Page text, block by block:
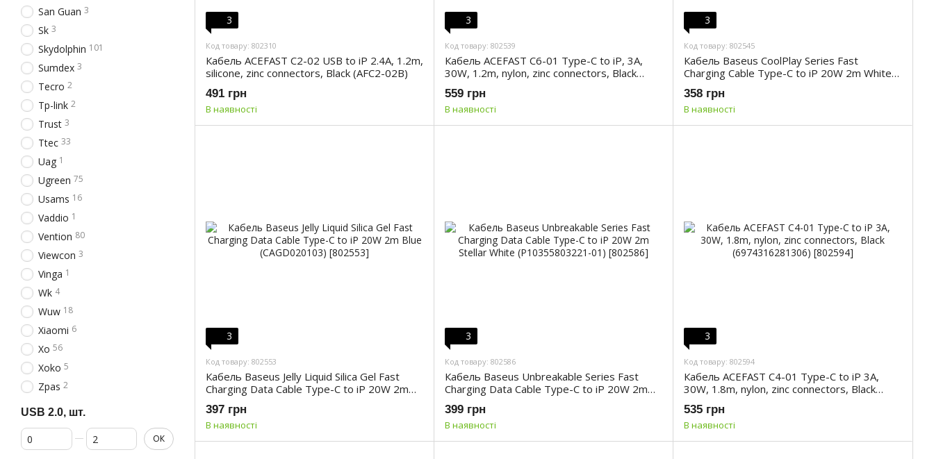
3
Код товару: 802310
Кабель ACEFAST C2-02 USB to iP 2.4A, 1.2m,
silicone, zinc connectors, Black (AFC2-02B)
491 грн
В наявності
3
Код товару: 802539
Кабель ACEFAST C6-01 Type-C to iP, 3A,
30W, 1.2m, nylon, zinc connectors, Black
(6974316281030)
559 грн
В наявності
3
Код товару: 802545
Кабель Baseus CoolPlay Series Fast
Charging Cable Type-C to iP 20W 2m White
(CAKW000102)
358 грн
В наявності
3
Код товару: 802553
Кабель Baseus Jelly Liquid Silica Gel Fast
Charging Data Cable Type-C to iP 20W 2m
Blue (CAGD020103)
397 грн
В наявності
3
Код товару: 802586
Кабель Baseus Unbreakable Series Fast
Charging Data Cable Type-C to iP 20W 2m
Stellar White (P10355803221-01)
399 грн
В наявності
3
Код товару: 802594
Кабель ACEFAST C4-01 Type-C to iP 3A,
30W, 1.8m, nylon, zinc connectors, Black
(6974316281306)
535 грн
В наявності
San Guan 3
Sk 3
Skydolphin 101
Sumdex 3
Tecro 2
Tp-link 2
Trust 3
Ttec 33
Uag 1
Ugreen 75
Usams 16
Vaddio 1
Vention 80
Viewcon 3
Vinga 1
Wk 4
Wuw 18
Xiaomi 6
Xo 56
Xoko 5
Zpas 2
USB 2.0, шт.
От USB 2.0, шт.
До USB 2.0, шт. ОК